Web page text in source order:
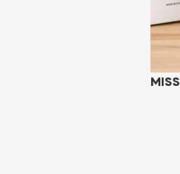
דבק דו צדדי מיוחד למפת שעם MISS